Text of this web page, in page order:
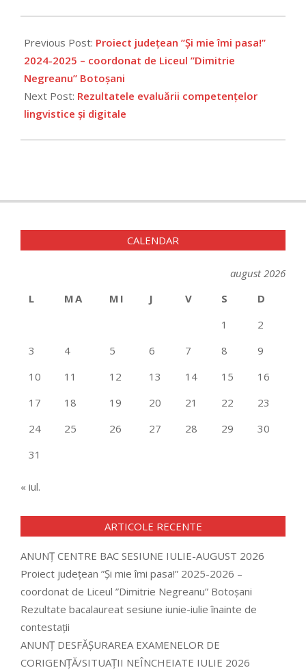
05-
28
Previous Post: Proiect județean ”Și mie îmi pasa!”
2024-2025 – coordonat de Liceul ”Dimitrie
Negreanu” Botoșani
Next Post: Rezultatele evaluării competențelor
lingvistice și digitale
CALENDAR
august 2026
L
MA MI J V S
D
1
2
3
4 5 6 7 8
9
10
11 12 13 14 15
16
17
18 19 20 21 22
23
24
25 26 27 28 29
30
31
« iul.
ARTICOLE RECENTE
ANUNȚ CENTRE BAC SESIUNE IULIE-AUGUST 2026
Proiect județean ”Și mie îmi pasa!” 2025-2026 –
coordonat de Liceul ”Dimitrie Negreanu” Botoșani
Rezultate bacalaureat sesiune iunie-iulie înainte de
contestații
ANUNȚ DESFĂȘURAREA EXAMENELOR DE
CORIGENȚĂ/SITUAȚII NEÎNCHEIATE IULIE 2026